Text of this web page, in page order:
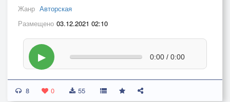
Жанр Авторская
Размещено 03.12.2021 02:10
▶ 0:00 / 0:00
8 0 55